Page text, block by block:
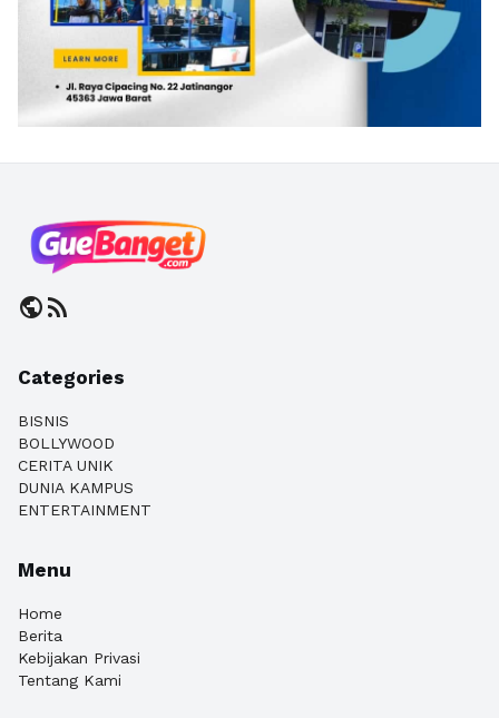
publicrss_feed
Categories
BISNIS
BOLLYWOOD
CERITA UNIK
DUNIA KAMPUS
ENTERTAINMENT
Menu
Home
Berita
Kebijakan Privasi
Tentang Kami